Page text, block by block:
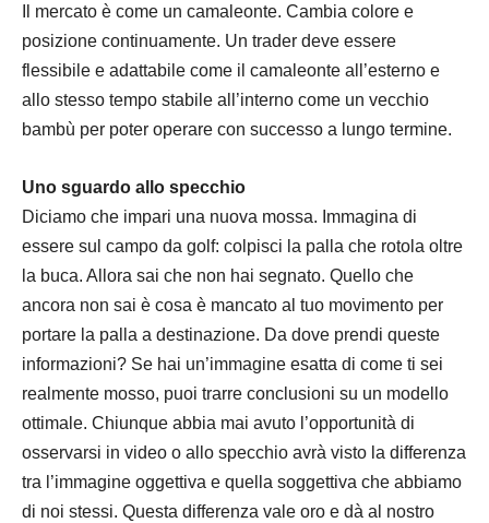
Il mercato è come un camaleonte. Cambia colore e
posizione continuamente. Un trader deve essere
flessibile e adattabile come il camaleonte all’esterno e
allo stesso tempo stabile all’interno come un vecchio
bambù per poter operare con successo a lungo termine.
Uno sguardo allo specchio
Diciamo che impari una nuova mossa. Immagina di
essere sul campo da golf: colpisci la palla che rotola oltre
la buca. Allora sai che non hai segnato. Quello che
ancora non sai è cosa è mancato al tuo movimento per
portare la palla a destinazione. Da dove prendi queste
informazioni? Se hai un’immagine esatta di come ti sei
realmente mosso, puoi trarre conclusioni su un modello
ottimale. Chiunque abbia mai avuto l’opportunità di
osservarsi in video o allo specchio avrà visto la differenza
tra l’immagine oggettiva e quella soggettiva che abbiamo
di noi stessi. Questa differenza vale oro e dà al nostro